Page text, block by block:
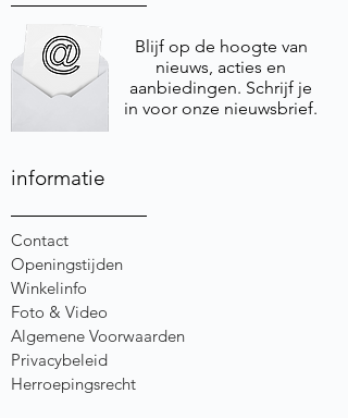
Blijf op de hoogte van
nieuws, acties en
aanbiedingen. Schrijf je
in voor onze nieuwsbrief.
informatie
Contact
Openingstijden
Winkelinfo
Foto & Video
Algemene Voorwaarden
Privacybeleid
Herroepingsrecht